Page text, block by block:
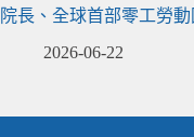
院長、全球首部零工勞
2026-06-22